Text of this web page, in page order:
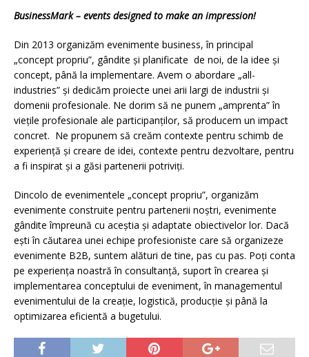
BusinessMark – events designed to make an impression!
Din 2013 organizăm evenimente business, în principal
„concept propriu”, gândite și planificate de noi, de la idee și
concept, până la implementare. Avem o abordare „all-
industries” și dedicăm proiecte unei arii largi de industrii și
domenii profesionale. Ne dorim să ne punem „amprenta” în
viețile profesionale ale participanților, să producem un impact
concret. Ne propunem să creăm contexte pentru schimb de
experiență și creare de idei, contexte pentru dezvoltare, pentru
a fi inspirat și a găsi partenerii potriviți.
Dincolo de evenimentele „concept propriu”, organizăm
evenimente construite pentru partenerii noștri, evenimente
gândite împreună cu aceștia și adaptate obiectivelor lor. Dacă
ești în căutarea unei echipe profesioniste care să organizeze
evenimente B2B, suntem alături de tine, pas cu pas. Poți conta
pe experiența noastră în consultanță, suport în crearea și
implementarea conceptului de eveniment, în managementul
evenimentului de la creație, logistică, producție și până la
optimizarea eficientă a bugetului.